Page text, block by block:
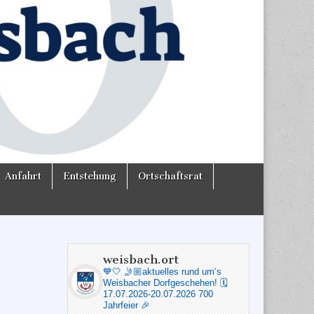
Anfahrt Entstehung Ortschaftsrat
weisbach.ort
💙🤍 🤳🏼aktuelles rund um‘s
Weisbacher Dorfgeschehen! 🗓️
17.07.2026-20.07.2026 700
Jahrfeier 🎉